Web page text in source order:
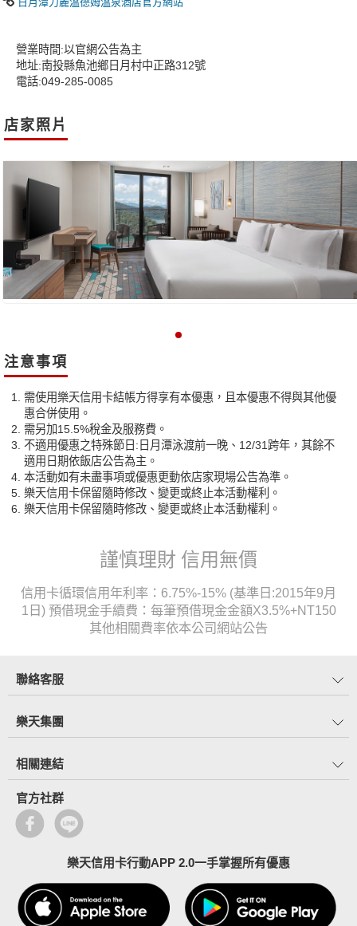
營業時間:以官網公告為主
地址:南投縣魚池鄉日月村中正路312號
電話:049-285-0085
店家照片
注意事項
需使用樂天信用卡結帳方得享有本優惠，且本優惠不得與其他優
惠合併使用。
需另加15.5%稅金及服務費。
不適用優惠之特殊節日:日月潭泳渡前一晚、12/31跨年，其餘不
適用日期依飯店公告為主。
本活動如有未盡事項或優惠更動依店家現場公告為準。
樂天信用卡保留隨時修改、變更或終止本活動權利。
樂天信用卡保留隨時修改、變更或終止本活動權利。
謹慎理財 信用無價
信用卡循環信用年利率：6.75%-15% (基準日:2015年9月
1日) 預借現金手續費：每筆預借現金金額X3.5%+NT150
其他相關費率依本公司網站公告
聯絡客服
樂天集團
相關連結
官方社群
樂天信用卡行動APP 2.0一手掌握所有優惠